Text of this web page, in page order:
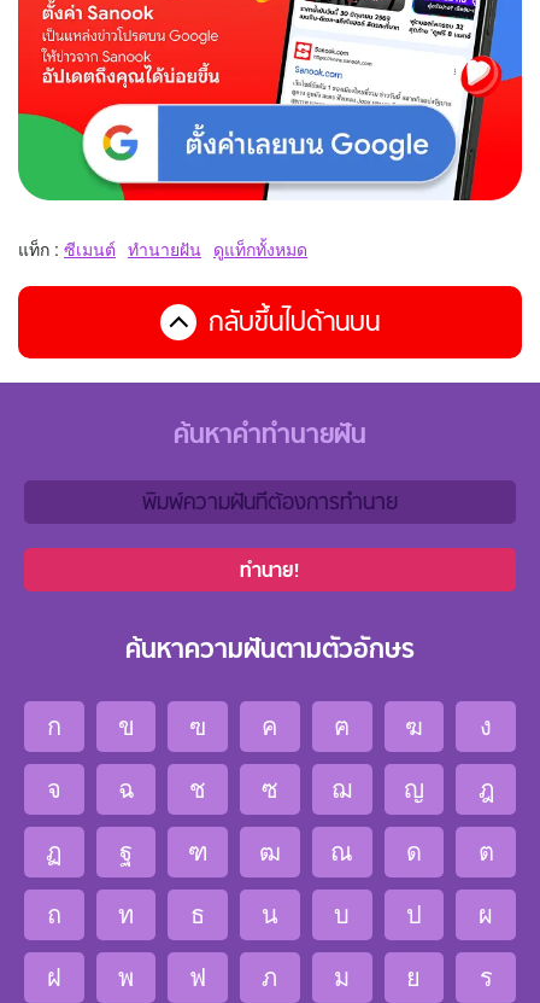
แท็ก : ซีเมนต์ ทำนายฝัน ดูแท็กทั้งหมด
กลับขึ้นไปด้านบน
ค้นหาคำทำนายฝัน
ทำนาย!
ค้นหาความฝันตามตัวอักษร
ก ข ฃ ค ฅ ฆ
ง
จ
ฉ ช ซ ฌ ญ
ฎ
ฏ
ฐ ฑ ฒ ณ ด
ต
ถ
ท ธ น บ ป
ผ
ฝ
พ ฟ ภ ม ย
ร